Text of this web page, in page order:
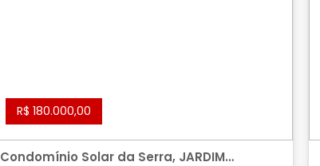
R$ 180.000,00
Condomínio Solar da Serra, JARDIM